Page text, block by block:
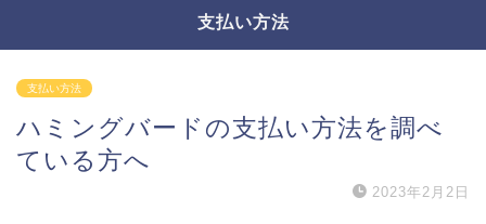
支払い方法
支払い方法
ハミングバードの支払い方法を調べ
ている方へ
2023年2月2日